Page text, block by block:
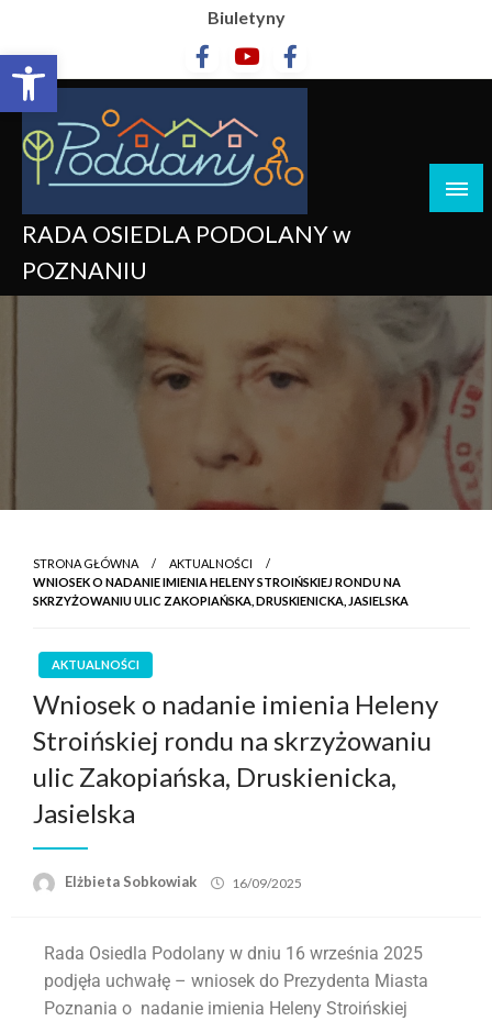
Otwórz pasek narzędzi
Biuletyny
RADA OSIEDLA PODOLANY w
POZNANIU
STRONA GŁÓWNA
AKTUALNOŚCI
WNIOSEK O NADANIE IMIENIA HELENY STROIŃSKIEJ RONDU NA
SKRZYŻOWANIU ULIC ZAKOPIAŃSKA, DRUSKIENICKA, JASIELSKA
AKTUALNOŚCI
Wniosek o nadanie imienia Heleny
Stroińskiej rondu na skrzyżowaniu
ulic Zakopiańska, Druskienicka,
Jasielska
Elżbieta Sobkowiak 16/09/2025
Rada Osiedla Podolany w dniu 16 września 2025
podjęła uchwałę – wniosek do Prezydenta Miasta
Poznania o nadanie imienia Heleny Stroińskiej